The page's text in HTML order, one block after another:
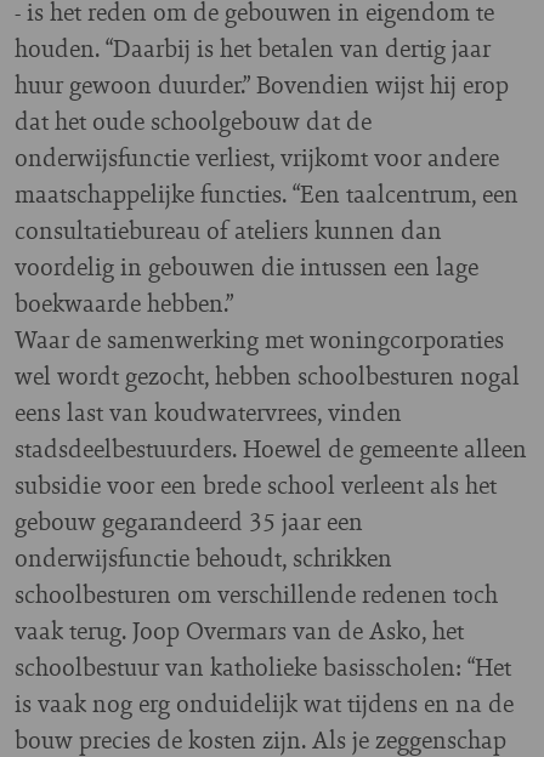
- is het reden om de gebouwen in eigendom te
houden. “Daarbij is het betalen van dertig jaar
huur gewoon duurder.” Bovendien wijst hij erop
dat het oude schoolgebouw dat de
onderwijsfunctie verliest, vrijkomt voor andere
maatschappelijke functies. “Een taalcentrum, een
consultatiebureau of ateliers kunnen dan
voordelig in gebouwen die intussen een lage
boekwaarde hebben.”
Waar de samenwerking met woningcorporaties
wel wordt gezocht, hebben schoolbesturen nogal
eens last van koudwatervrees, vinden
stadsdeelbestuurders. Hoewel de gemeente alleen
subsidie voor een brede school verleent als het
gebouw gegarandeerd 35 jaar een
onderwijsfunctie behoudt, schrikken
schoolbesturen om verschillende redenen toch
vaak terug. Joop Overmars van de Asko, het
schoolbestuur van katholieke basisscholen: “Het
is vaak nog erg onduidelijk wat tijdens en na de
bouw precies de kosten zijn. Als je zeggenschap